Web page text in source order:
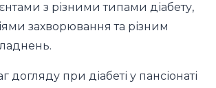
з різними типами діабету,
захворювання та різним
догляду при діабеті у пансіонаті